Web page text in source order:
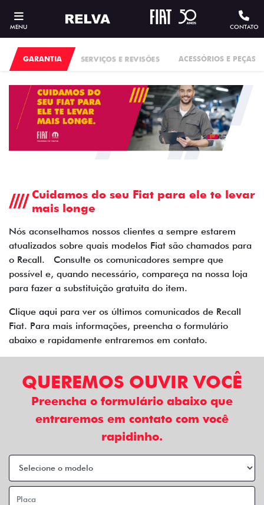
MENU CONTATO
SERVIÇOS E REVISÕES ACESSÓRIOS E PEÇAS
GARANTIA
Cuidamos do seu Fiat para ele te levar
mais longe
Nós aconselhamos nossos clientes a sempre estarem
atualizados sobre quais modelos Fiat são chamados para
o Recall. Consulte os comunicadores sempre que
possível e, quando necessário, compareça na nossa loja
para fazer a substituição gratuita do item.
Clique aqui para ver os últimos comunicados de Recall
Fiat. Para mais informações, preencha o formulário
abaixo e rapidamente entraremos em contato.
QUEREMOS OUVIR VOCÊ
Preencha o formulário abaixo que
entraremos em contato com você
rapidinho.